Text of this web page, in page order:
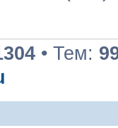
• Тем: